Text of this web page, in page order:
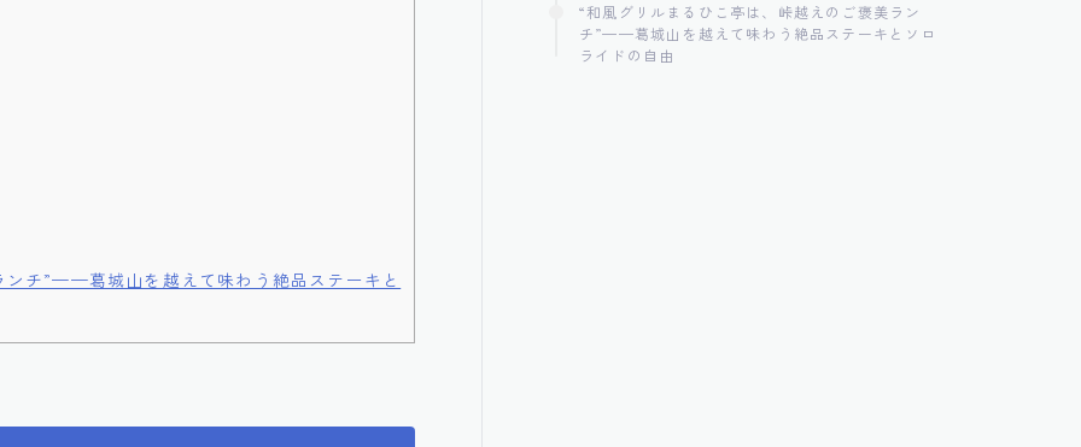
チ”——葛城山を越えて味わう絶品ステーキと
“和風グリルまるひこ亭は、峠越えのご褒美ラン
チ”——葛城山を越えて味わう絶品ステーキとソロ
ライドの自由